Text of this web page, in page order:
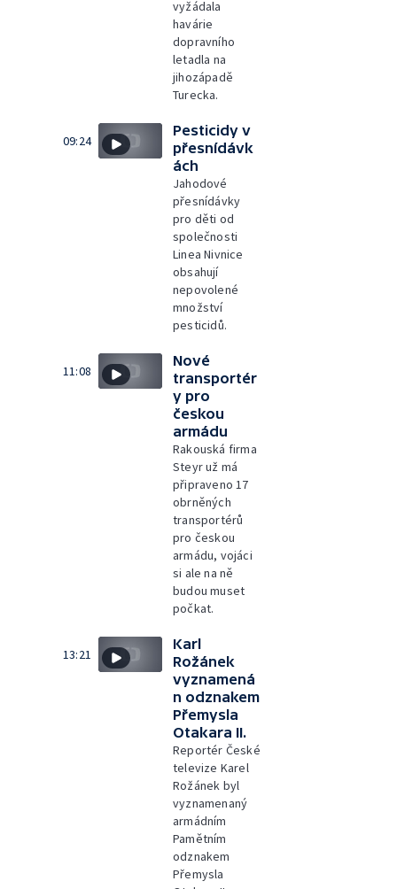
vyžádala
havárie
dopravního
letadla na
jihozápadě
Turecka.
09:24
Pesticidy v
přesnídávk
ách
Jahodové
přesnídávky
pro děti od
společnosti
Linea Nivnice
obsahují
nepovolené
množství
pesticidů.
11:08
Nové
transportér
y pro
českou
armádu
Rakouská firma
Steyr už má
připraveno 17
obrněných
transportérů
pro českou
armádu, vojáci
si ale na ně
budou muset
počkat.
13:21
Karl
Rožánek
vyznamená
n odznakem
Přemysla
Otakara II.
Reportér České
televize Karel
Rožánek byl
vyznamenaný
armádním
Pamětním
odznakem
Přemysla